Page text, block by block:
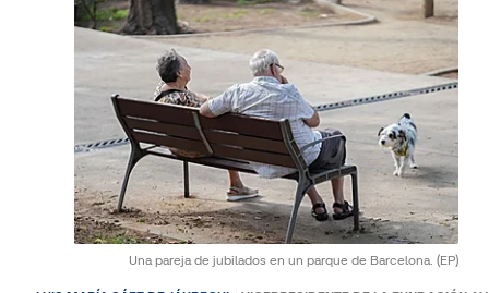
Una pareja de jubilados en un parque de Barcelona. (EP)